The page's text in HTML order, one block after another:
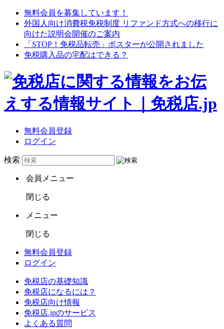
無料会員を募集しています！
外国人向け消費税免税制度 リファンド方式への移行に
向けた説明会開催のご案内
「STOP！免税品転売」ポスターが公開されました
免税購入品の宅配はできる？
無料会員登録
ログイン
検索
会員メニュー
閉じる
メニュー
閉じる
無料会員登録
ログイン
免税店の基礎知識
免税店になるには？
免税店向け情報
免税店.jpのサービス
よくある質問